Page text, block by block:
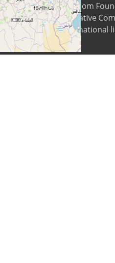
© 2026Digital Freedom
available under Creative
ShareAlike 4.0 International
differently